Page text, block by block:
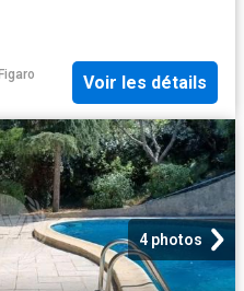
Figaro
Voir les détails
4 photos